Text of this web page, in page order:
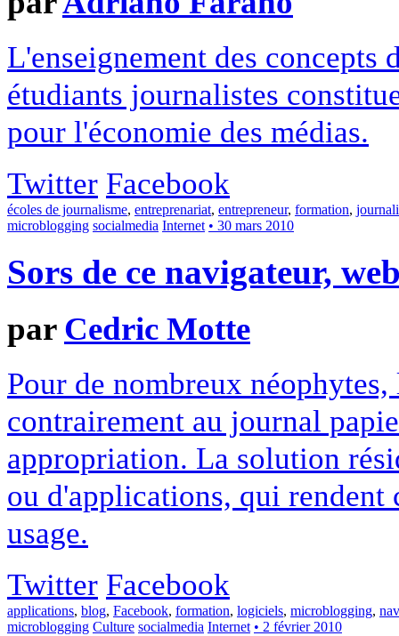
L'enseignement des concepts
étudiants journalistes
pour l'économie des médias.
Twitter Facebook
écoles de journalisme, entreprenariat, entrepreneur, formation,
microblogging socialmedia Internet • 30 mars 2010
Sors de ce navigateur,
par Cedric Motte
Pour de nombreux
contrairement au journal
appropriation. La solution
ou d'applications, qui rendent
usage.
Twitter Facebook
applications, blog, Facebook, formation, logiciels, microblogging,
microblogging Culture socialmedia Internet • 2 février 2010